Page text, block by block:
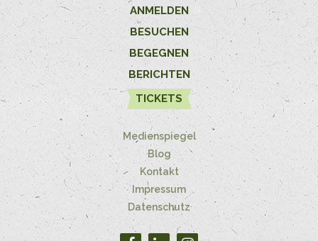
ANMELDEN
BESUCHEN
BEGEGNEN
BERICHTEN
TICKETS
Medienspiegel
Blog
Kontakt
Impressum
Datenschutz